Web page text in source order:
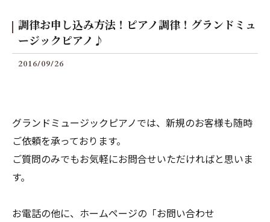
調律お申し込み方法！ピアノ調律！グランドミュ
ージックピアノ♪
2016/09/26
グランドミュージックピアノでは、新規のお客様も随時
ご依頼を承っております。
ご質問のみでもお気軽にお問合せいただければと思いま
す。
お電話の他に、ホームページの「お問い合わせ